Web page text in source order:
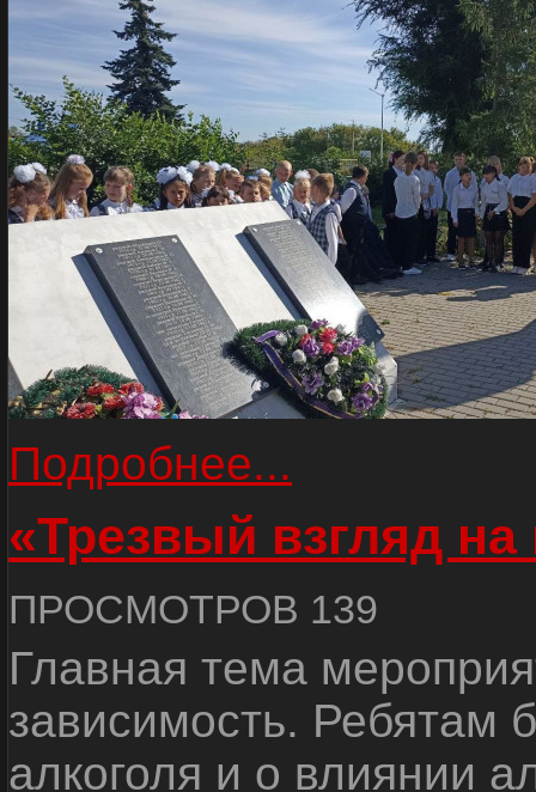
Подробнее...
«Трезвый взгляд на
ПРОСМОТРОВ 139
Главная тема
зависимость. Ребятам
алкоголя и о влиянии